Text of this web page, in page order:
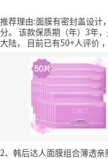
推荐理由:面膜有密封盖设计
分。 该款保质期（年）3年
大陆，
目前已有50+人评价
2、韩后达人面膜组合薄透亲